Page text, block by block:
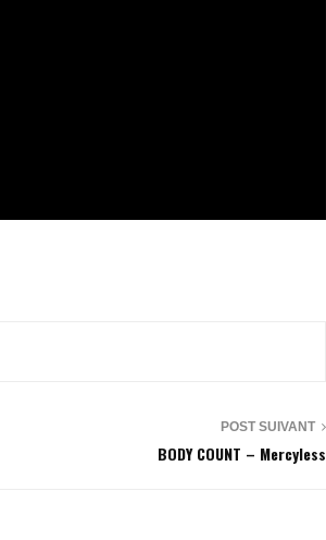
POST SUIVANT
BODY COUNT – Mercyless